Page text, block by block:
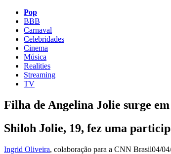
Pop
BBB
Carnaval
Celebridades
Cinema
Música
Realities
Streaming
TV
Filha de Angelina Jolie surge
Shiloh Jolie, 19, fez uma
Ingrid Oliveira, colaboração para a CNN Brasil04/